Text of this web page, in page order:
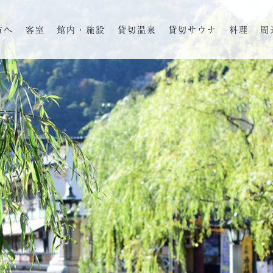
へ 客室 館内・施設 貸切温泉 貸切サウナ 料理 周